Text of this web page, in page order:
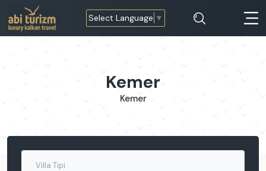
Select Language ▼
Kemer
Kemer
Villa Tipi